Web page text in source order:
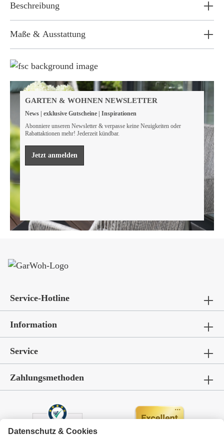
Beschreibung
Maße & Ausstattung
Wir sind FSC® zertifiziert
leisten müssen, um unsere natürlichen Ressourcen zu
bewahren.
Mehr erfahren
GARTEN & WOHNEN NEWSLETTER
News | exklusive Gutscheine | Inspirationen
Abonniere unseren Newsletter & verpasse keine Neuigkeiten oder
Rabattaktionen mehr! Jederzeit kündbar.
Jetzt anmelden
Service-Hotline
Information
Service
Zahlungsmethoden